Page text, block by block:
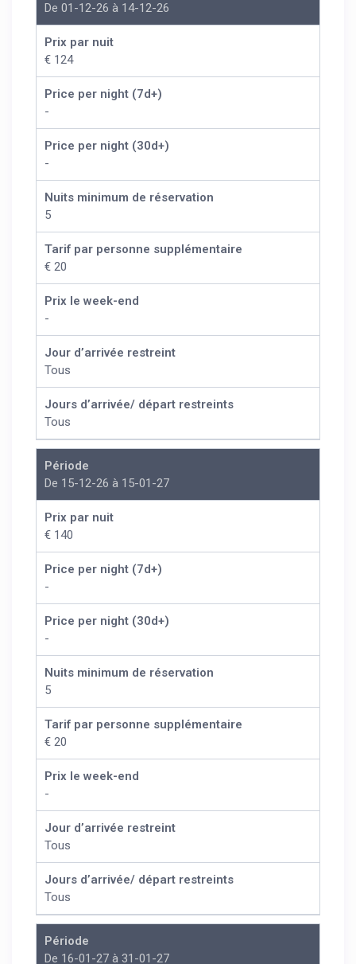
De 01-12-26 à 14-12-26
Prix par nuit
€ 124
Price per night (7d+)
-
Price per night (30d+)
-
Nuits minimum de réservation
5
Tarif par personne supplémentaire
€ 20
Prix le week-end
-
Jour d’arrivée restreint
Tous
Jours d’arrivée/ départ restreints
Tous
Période
De 15-12-26 à 15-01-27
Prix par nuit
€ 140
Price per night (7d+)
-
Price per night (30d+)
-
Nuits minimum de réservation
5
Tarif par personne supplémentaire
€ 20
Prix le week-end
-
Jour d’arrivée restreint
Tous
Jours d’arrivée/ départ restreints
Tous
Période
De 16-01-27 à 31-01-27